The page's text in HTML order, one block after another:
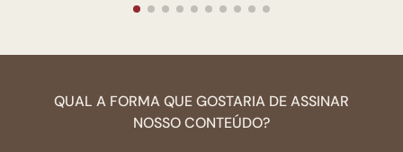
QUAL A FORMA QUE GOSTARIA DE ASSINAR
NOSSO CONTEÚDO?